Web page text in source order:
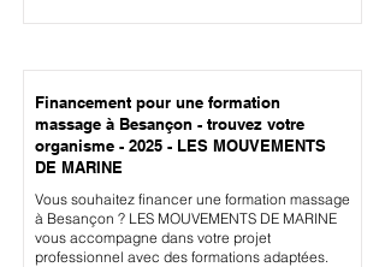
Financement pour une formation
massage à Besançon - trouvez votre
organisme - 2025 - LES MOUVEMENTS
DE MARINE
Vous souhaitez financer une formation massage
à Besançon ? LES MOUVEMENTS DE MARINE
vous accompagne dans votre projet
professionnel avec des formations adaptées.